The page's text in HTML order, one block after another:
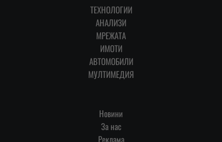
ТЕХНОЛОГИИ
АНАЛИЗИ
МРЕЖАТА
ИМОТИ
АВТОМОБИЛИ
МУЛТИМЕДИЯ
Новини
За нас
Реклама